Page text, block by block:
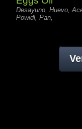
Desayuno, Huevo,
Powidl, Pan,